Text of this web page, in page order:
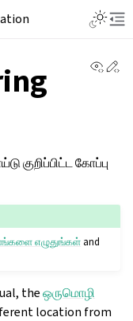
கோப்பு
எழுதுங்கள் and
theஒருமொழி
location from